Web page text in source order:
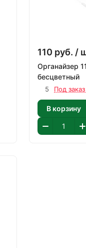
110 руб. /
Органайзер
бесцветный
5 Под
В корзину